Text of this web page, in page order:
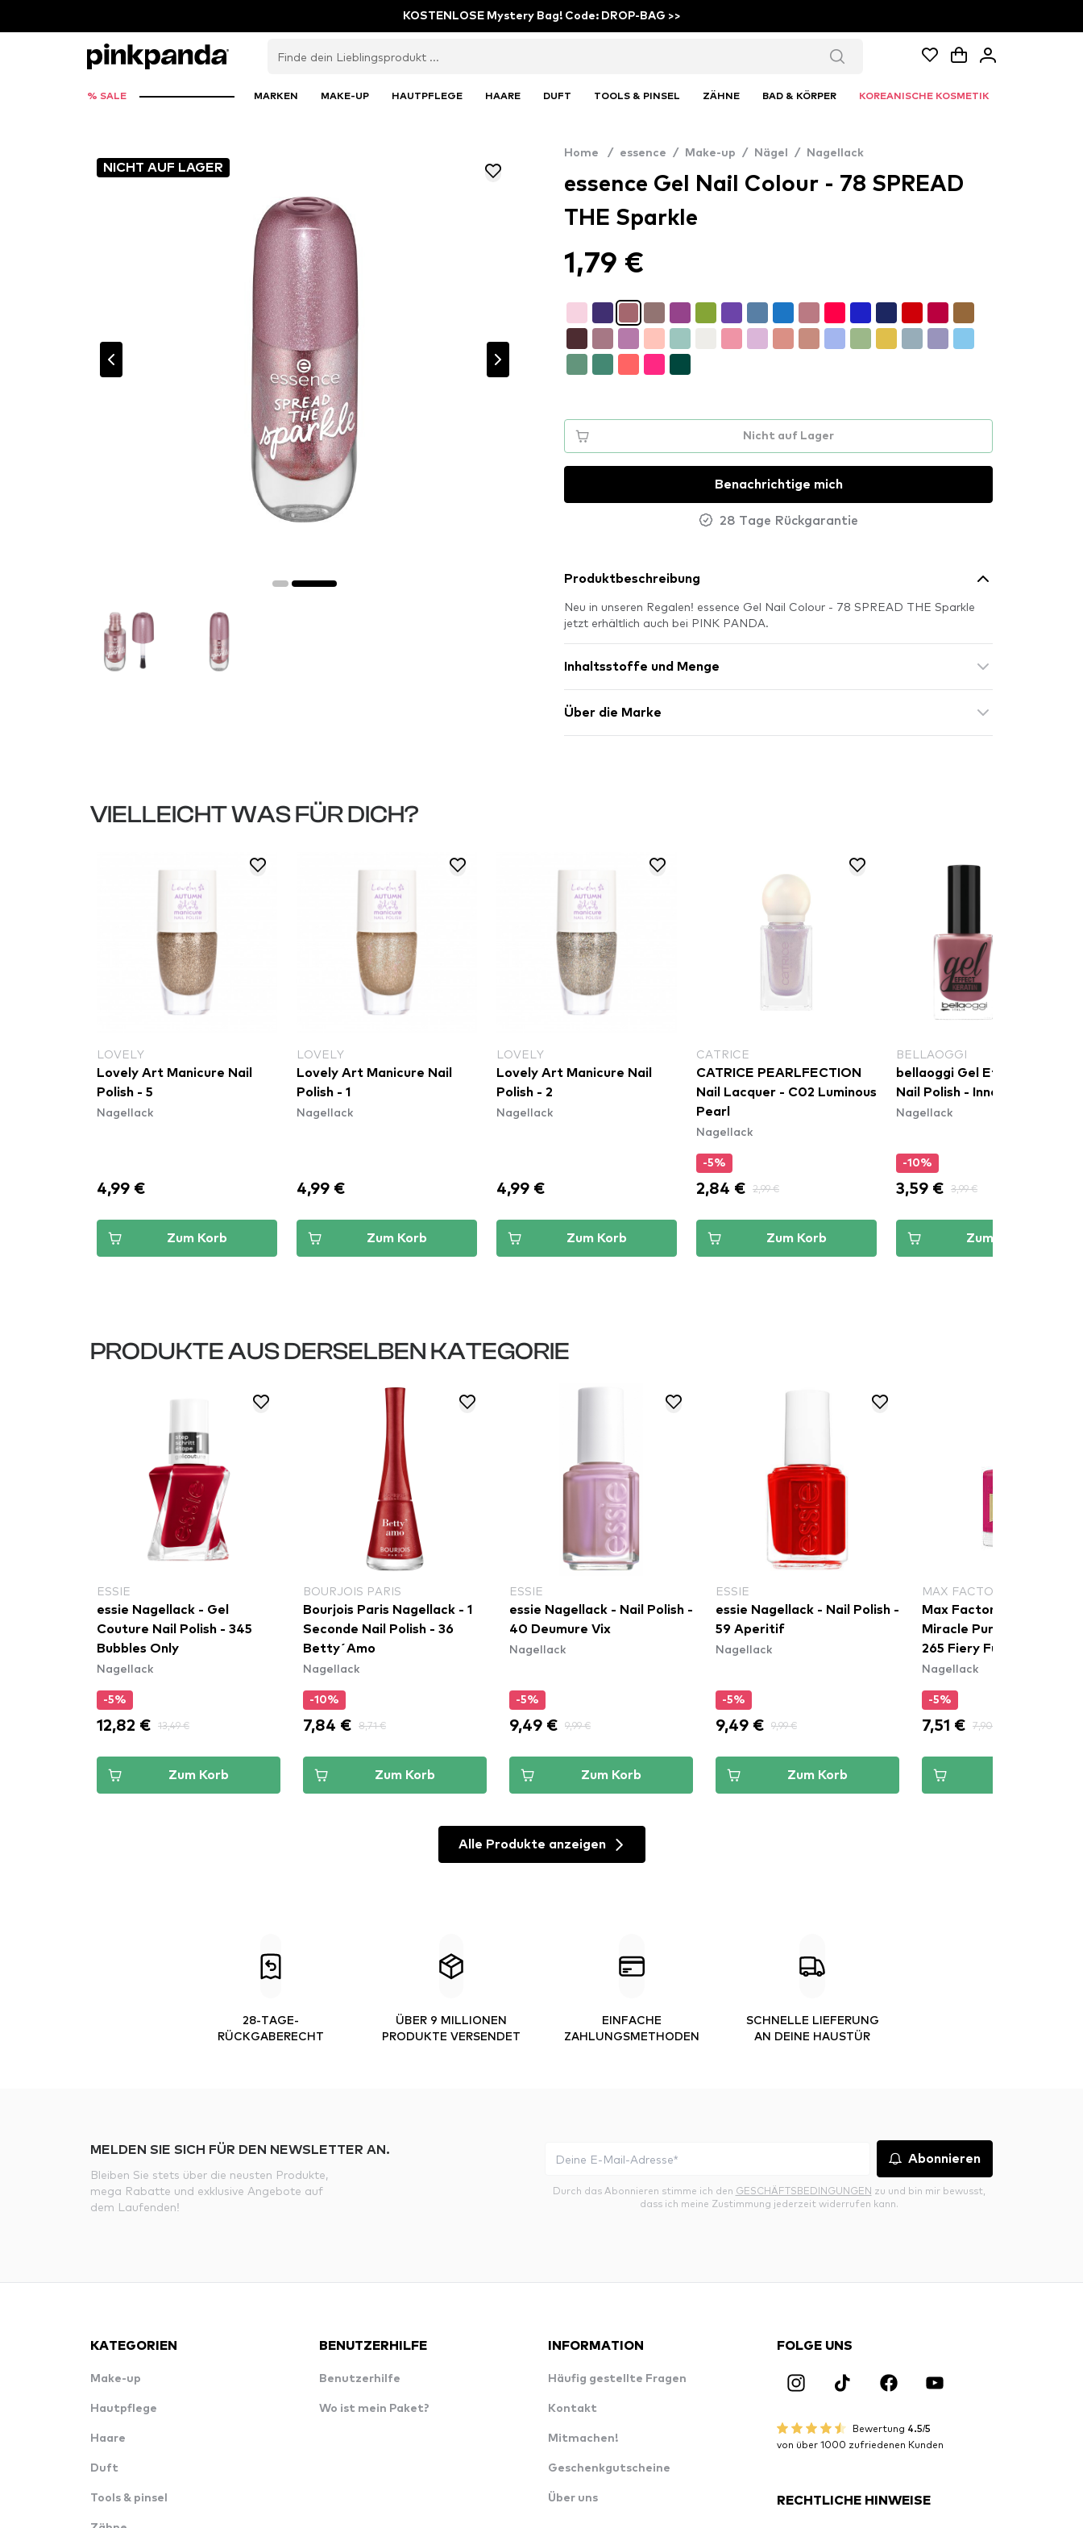
KOSTENLOSE Mystery Bag! Code: DROP-BAG >>
% SALE MARKEN MAKE-UP HAUTPFLEGE HAARE DUFT TOOLS & PINSEL ZÄHNE BAD & KÖRPER KOREANISCHE KOSMETIK
NICHT AUF LAGER
Home / essence / Make-up / Nägel / Nagellack
essence Gel Nail Colour - 78 SPREAD
THE Sparkle
1,79 €
Nicht auf Lager
Benachrichtige mich
28 Tage Rückgarantie
Produktbeschreibung
Neu in unseren Regalen! essence Gel Nail Colour - 78 SPREAD THE Sparkle
jetzt erhältlich auch bei PINK PANDA.
Inhaltsstoffe und Menge
Über die Marke
VIELLEICHT WAS FÜR DICH?
LOVELY
Lovely Art Manicure Nail
Polish - 5
Nagellack
4,99 €
Zum Korb
LOVELY
Lovely Art Manicure Nail
Polish - 1
Nagellack
4,99 €
Zum Korb
LOVELY
Lovely Art Manicure Nail
Polish - 2
Nagellack
4,99 €
Zum Korb
CATRICE
CATRICE PEARLFECTION
Nail Lacquer - C02 Luminous
Pearl
Nagellack
-5%
2,84 € 2,99 €
Zum Korb
BELLAOGGI
bellaoggi Gel Effect Keratin
Nail Polish - Innocent
Nagellack
-10%
3,59 € 3,99 €
Zum Korb
PRODUKTE AUS DERSELBEN KATEGORIE
ESSIE
essie Nagellack - Gel
Couture Nail Polish - 345
Bubbles Only
Nagellack
-5%
12,82 € 13,49 €
Zum Korb
BOURJOIS PARIS
Bourjois Paris Nagellack - 1
Seconde Nail Polish - 36
Betty´Amo
Nagellack
-10%
7,84 € 8,71 €
Zum Korb
ESSIE
essie Nagellack - Nail Polish -
40 Deumure Vix
Nagellack
-5%
9,49 € 9,99 €
Zum Korb
ESSIE
essie Nagellack - Nail Polish -
59 Aperitif
Nagellack
-5%
9,49 € 9,99 €
Zum Korb
MAX FACTOR
Max Factor Nagelfarbe -
Miracle Pure Nail Colour -
265 Fiery Fuchsia
Nagellack
-5%
7,51 € 7,90 €
Alle Produkte anzeigen
28-TAGE-
RÜCKGABERECHT
ÜBER 9 MILLIONEN
PRODUKTE VERSENDET
EINFACHE
ZAHLUNGSMETHODEN
SCHNELLE LIEFERUNG
AN DEINE HAUSTÜR
MELDEN SIE SICH FÜR DEN NEWSLETTER AN.
Bleiben Sie stets über die neusten Produkte,
mega Rabatte und exklusive Angebote auf
dem Laufenden!
Abonnieren
Durch das Abonnieren stimme ich den GESCHÄFTSBEDINGUNGEN zu und bin mir bewusst,
dass ich meine Zustimmung jederzeit widerrufen kann.
KATEGORIEN
Make-up
Hautpflege
Haare
Duft
Tools & pinsel
BENUTZERHILFE
Benutzerhilfe
Wo ist mein Paket?
INFORMATION
Häufig gestellte Fragen
Kontakt
Mitmachen!
Geschenkgutscheine
Über uns
FOLGE UNS
Bewertung 4.5/5
von über 1000 zufriedenen Kunden
RECHTLICHE HINWEISE